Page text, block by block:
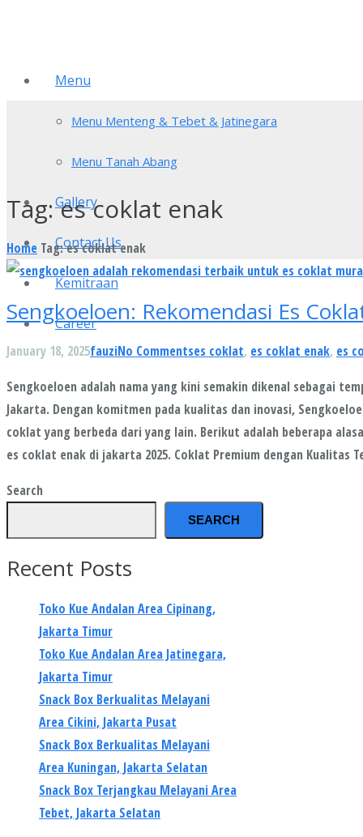
Menu
Menu Menteng & Tebet & Jatinegara
Menu Tanah Abang
Gallery
Contact Us
Kemitraan
Career
Tag:es coklat enak
Home Tag: es coklat enak
Sengkoeloen: Rekomendasi Es
January 18, 2025fauziNo Commentses coklat, es coklat enak, es
Sengkoeloen adalah nama yang kini semakin dikenal sebagai
Jakarta. Dengan komitmen pada kualitas dan inovasi,
coklat yang berbeda dari yang lain. Berikut adalah beberapa
es coklat enak di jakarta 2025. Coklat Premium dengan Kualitas
Search
SEARCH
Recent Posts
Toko Kue Andalan Area Cipinang,
Jakarta Timur
Toko Kue Andalan Area Jatinegara,
Jakarta Timur
Snack Box Berkualitas Melayani
Area Cikini, Jakarta Pusat
Snack Box Berkualitas Melayani
Area Kuningan, Jakarta Selatan
Snack Box Terjangkau Melayani Area
Tebet, Jakarta Selatan